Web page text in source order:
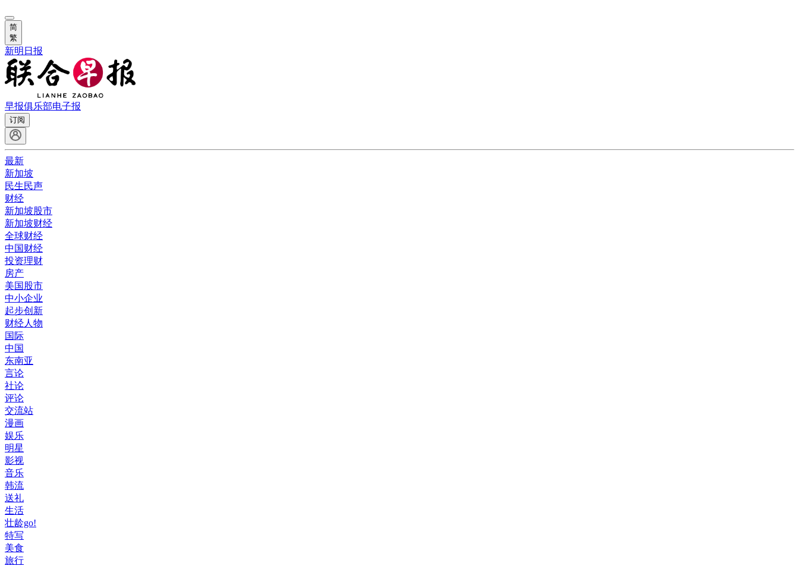
简
繁
新明日报
早报俱乐部电子报
订阅
最新
新加坡
民生民声
财经
新加坡股市
新加坡财经
全球财经
中国财经
投资理财
房产
美国股市
中小企业
起步创新
财经人物
国际
中国
东南亚
言论
社论
评论
交流站
漫画
娱乐
明星
影视
音乐
韩流
送礼
生活
壮龄go!
特写
美食
旅行